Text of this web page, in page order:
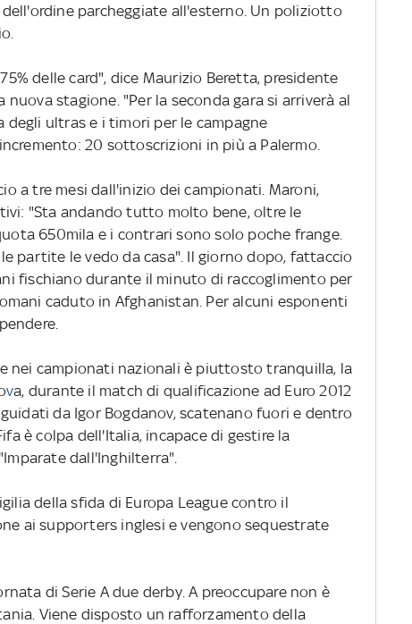
parcheggiate all'esterno. Un poliziotto
delle card", dice Maurizio Beretta, presidente
nuova stagione. "Per la seconda gara si arriverà al
ultras e i timori per le campagne
20 sottoscrizioni in più a Palermo.
a tre mesi dall'inizio dei campionati. Maroni,
"Sta andando tutto molto bene, oltre le
650mila e i contrari sono solo poche frange.
partite le vedo da casa". Il giorno dopo, fattaccio
fischiano durante il minuto di raccoglimento per
caduto in Afghanistan. Per alcuni esponenti
nei campionati nazionali è piuttosto tranquilla, la
va, durante il match di qualificazione ad Euro 2012
da Igor Bogdanov, scatenano fuori e dentro
è colpa dell'Italia, incapace di gestire la
dall'Inghilterra".
della sfida di Europa League contro il
ai supporters inglesi e vengono sequestrate
di Serie A due derby. A preoccupare non è
Viene disposto un rafforzamento della